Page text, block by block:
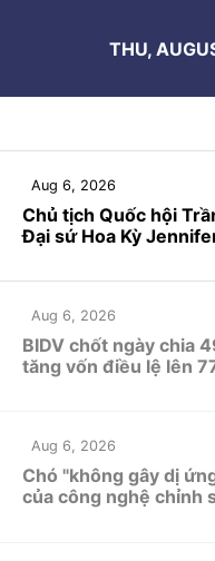
THU,
Aug 6, 2026
Chủ tịch Quốc hội
Đại sứ Hoa Kỳ
Aug 6, 2026
BIDV chốt ngày chia
tăng vốn điều lệ lên
Aug 6, 2026
Chó "không gây dị
của công nghệ chỉnh